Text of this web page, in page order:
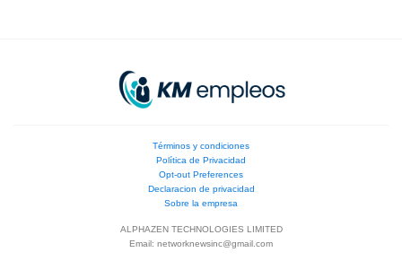
Términos y condiciones
Política de Privacidad
Opt-out Preferences
Declaracion de privacidad
Sobre la empresa
ALPHAZEN TECHNOLOGIES LIMITED
Email: networknewsinc@gmail.com